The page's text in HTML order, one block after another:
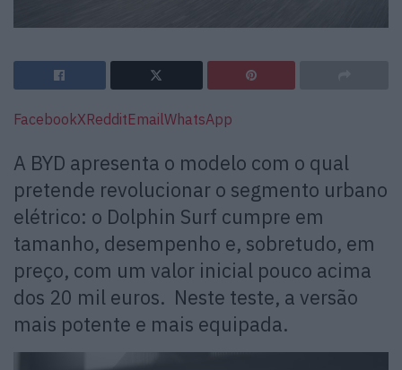
FacebookXRedditEmailWhatsApp
A BYD apresenta o modelo com o qual
pretende revolucionar o segmento urbano
elétrico: o Dolphin Surf cumpre em
tamanho, desempenho e, sobretudo, em
preço, com um valor inicial pouco acima
dos 20 mil euros. Neste teste, a versão
mais potente e mais equipada.